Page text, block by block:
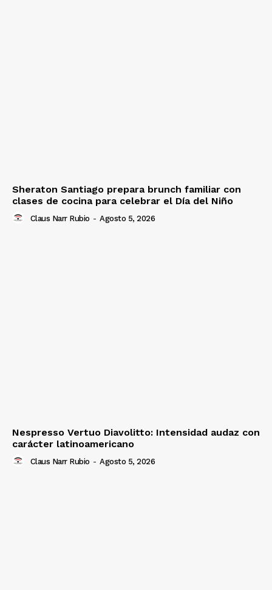
Sheraton Santiago prepara brunch familiar con
clases de cocina para celebrar el Día del Niño
Claus Narr Rubio - Agosto 5, 2026
Nespresso Vertuo Diavolitto: Intensidad audaz con
carácter latinoamericano
Claus Narr Rubio - Agosto 5, 2026